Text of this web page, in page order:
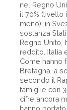
nel Regno
il 70% (livello
meno); in
sostanza
Regno Unito,
reddito. Italia
Come hanno
Bretagna, a
secondo il
famiglie con
cifre ancora
hanno